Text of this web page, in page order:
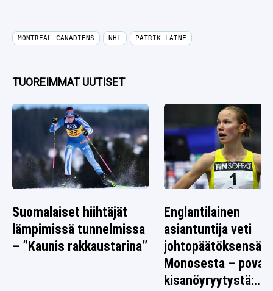
MONTREAL CANADIENS NHL PATRIK LAINE
TUOREIMMAT UUTISET
Suomalaiset hiihtäjät
lämpimissä tunnelmissa
– ”Kaunis rakkaustarina”
Englantilainen
asiantuntija veti
johtopäätöksensä
Monosesta – povaa
kisanöyryytystä: